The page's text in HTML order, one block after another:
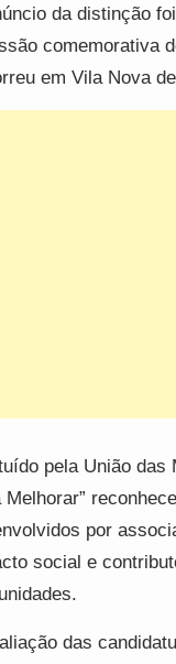
da distinção
comemorativa
em Vila Nova
pela União
Melhorar”
por
social e
das